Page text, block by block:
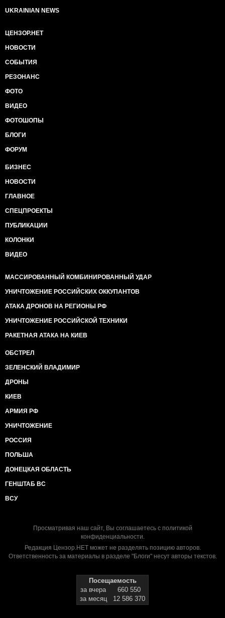
UKRAINIAN NEWS
ЦЕНЗОР.НЕТ
НОВОСТИ
СОБЫТИЯ
РЕЗОНАНС
ФОТО
ВИДЕО
ФОТОШОПЫ
БЛОГИ
ФОРУМ
БИЗНЕС
НОВОСТИ
ГЛАВНОЕ
СПЕЦПРОЕКТЫ
ПУБЛИКАЦИИ
КОЛОНКИ
ВИДЕО
МАССИРОВАННЫЙ КОМБИНИРОВАННЫЙ УДАР
УНИЧТОЖЕНИЕ РОССИЙСКИХ ОККУПАНТОВ
АТАКА ДРОНОВ НА РЕГИОНЫ РФ
УНИЧТОЖЕНИЕ РОССИЙСКОЙ ТЕХНИКИ
РАКЕТНАЯ АТАКА НА КИЕВ
ОБСТРЕЛ
ЗЕЛЕНСКИЙ ВЛАДИМИР
ДРОНЫ
КИЕВ
АРМИЯ РФ
УНИЧТОЖЕНИЕ
РОССИЯ
ПОЛЬША
ДОНЕЦКАЯ ОБЛАСТЬ
ГЕНШТАБ ВС
ВСУ
Просматривая наш сайт, Вы соглашаетесь с политикой
конфиденциальности.
Редакция Цензор.НЕТ может не разделять позицию авторов.
Ответственность за материалы в разделе "Блоги" несут авторы текстов.
Посещаемость
за вчера
660 550
за месяц
12 586 370